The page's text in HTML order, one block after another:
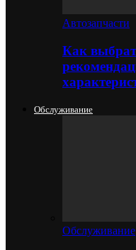
Автозапчасти
Как
Обслуживание
Обслуживание